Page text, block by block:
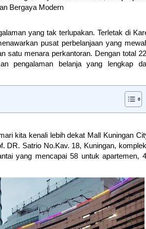
Bergaya Modern
yang tak terlupakan. Terletak di
pusat perbelanjaan yang
satu menara perkantoran. Dengan total
pengalaman belanja yang lengkap
kita kenali lebih dekat Mall Kuningan
DR. Satrio No.Kav. 18, Kuningan,
yang mencapai 58 untuk apartemen,